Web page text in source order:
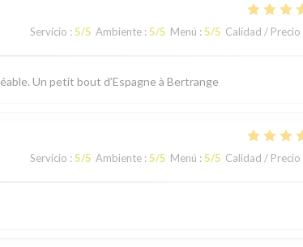
Servicio : 5/5 Ambiente : 5/5 Menú : 5/5 Calidad / Precio
Un petit bout d’Espagne à Bertrange
Servicio : 5/5 Ambiente : 5/5 Menú : 5/5 Calidad / Precio